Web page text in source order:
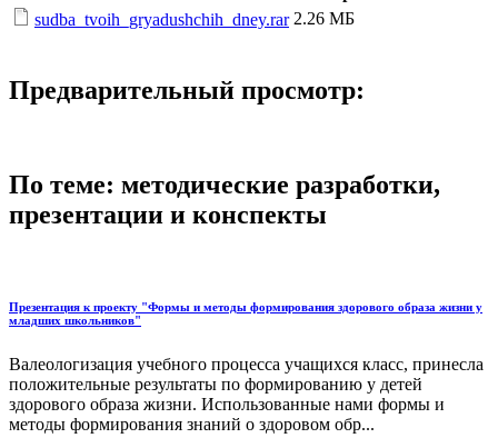
sudba_tvoih_gryadushchih_dney.rar 2.26 МБ
Предварительный просмотр:
По теме: методические разработки,
презентации и конспекты
Презентация к проекту "Формы и методы формирования здорового образа жизни у
младших школьников"
Валеологизация учебного процесса учащихся класс, принесла
положительные результаты по формированию у детей
здорового образа жизни. Использованные нами формы и
методы формирования знаний о здоровом обр...